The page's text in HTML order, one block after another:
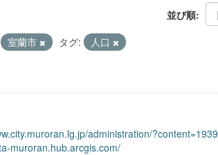
並び順
室蘭市 タグ:
人口
administration/?content=1939
muroran.hub.arcgis.com/